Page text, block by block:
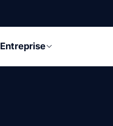
Entreprise